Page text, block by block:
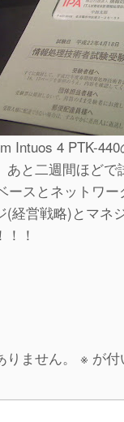
Intuos 4 PTK-440
と二週間ほど
ースとネットワ
営戦略)とマネ
！
ません。 ※ が